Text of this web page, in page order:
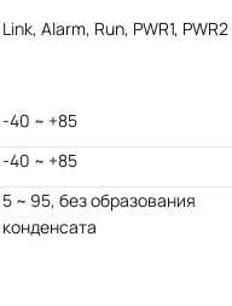
Link, Alarm, Run, PWR1, PWR2
-40 ~ +85
-40 ~ +85
5 ~ 95, без образования
конденсата